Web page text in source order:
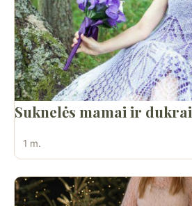
Suknelės mamai ir dukrai
1 m.